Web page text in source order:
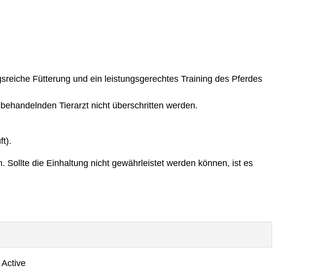
Fütterung und ein leistungsgerechtes Training des Pferdes
Tierarzt nicht überschritten werden.
Sollte die Einhaltung nicht gewährleistet werden können, ist es